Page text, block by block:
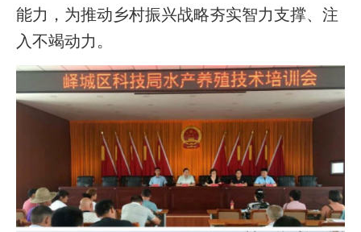
能力，为推动乡村振兴战略夯实智力支撑、注
入不竭动力。